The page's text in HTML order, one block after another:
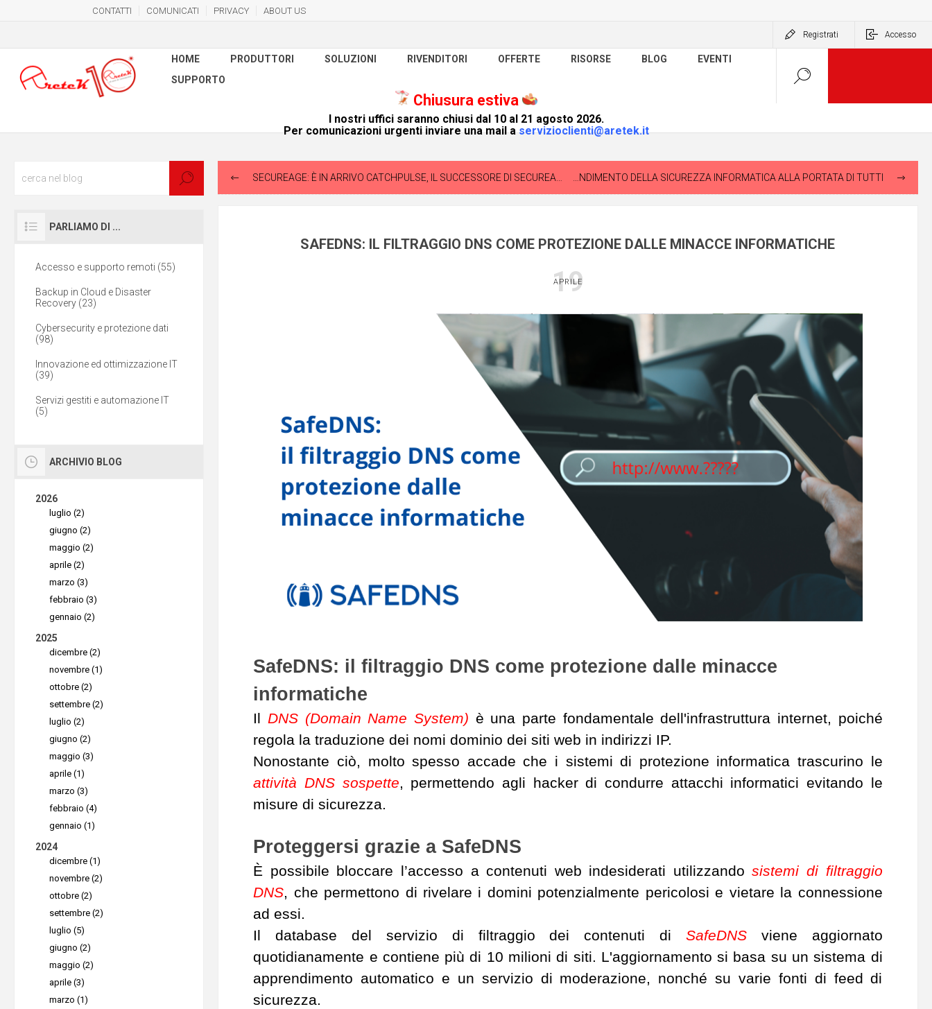
CONTATTI COMUNICATI PRIVACY ABOUT US
Registrati Accesso
HOME PRODUTTORI SOLUZIONI RIVENDITORI OFFERTE RISORSE BLOG
EVENTI
SUPPORTO
Chiusura estiva
I nostri uffici saranno chiusi dal 10 al 21 agosto 2026.
Per comunicazioni urgenti inviare una mail aservizioclienti@aretek.it
SECUREAGE: È IN ARRIVO CATCHPULSE, IL SUCCESSORE DI SECUREAPLUS. L'APPRENDIMENTO DELLA SICUREZZA INFORMATICA ALLA PORTATA DI TUTTI
SAFEDNS: IL FILTRAGGIO DNS COME PROTEZIONE DALLE MINACCE INFORMATICHE
19
APRILE
SafeDNS: il filtraggio DNS come protezione dalle minacce
informatiche
Il DNS (Domain Name System) è una parte fondamentale dell'infrastruttura internet, poiché
regola la traduzione dei nomi dominio dei siti web in indirizzi IP.
Nonostante ciò, molto spesso accade che i sistemi di protezione informatica trascurino le
attività DNS sospette, permettendo agli hacker di condurre attacchi informatici evitando le
misure di sicurezza.
Proteggersi grazie a SafeDNS
È possibile bloccare l’accesso a contenuti web indesiderati utilizzandosistemi di filtraggio
DNS, che permettono di rivelare i domini potenzialmente pericolosi e vietare la connessione
ad essi.
Il database del servizio di filtraggio dei contenuti di SafeDNSviene aggiornato
quotidianamente e contiene più di 10 milioni di siti. L'aggiornamento si basa su un sistema di
apprendimento automatico e un servizio di moderazione, nonché su varie fonti di feed di
sicurezza.
PARLIAMO DI ...
Accesso e supporto remoti (55)
Backup in Cloud e Disaster
Recovery (23)
Cybersecurity e protezione dati
(98)
Innovazione ed ottimizzazione IT
(39)
Servizi gestiti e automazione IT
(5)
ARCHIVIO BLOG
2026
luglio (2)
giugno (2)
maggio (2)
aprile (2)
marzo (3)
febbraio (3)
gennaio (2)
2025
dicembre (2)
novembre (1)
ottobre (2)
settembre (2)
luglio (2)
giugno (2)
maggio (3)
aprile (1)
marzo (3)
febbraio (4)
gennaio (1)
2024
dicembre (1)
novembre (2)
ottobre (2)
settembre (2)
luglio (5)
giugno (2)
maggio (2)
aprile (3)
marzo (1)